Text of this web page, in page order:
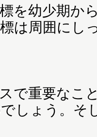
を幼少期か
は周囲にし
で重要なこ
しょう。そ